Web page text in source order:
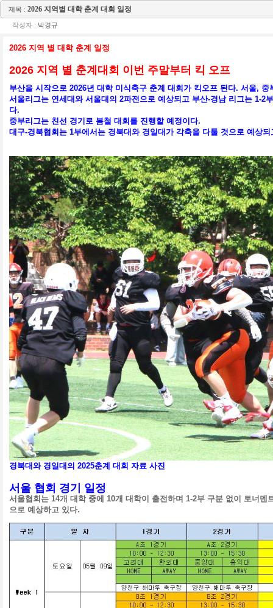
제목 : 2026 지역별 대학 춘계 대회 일정
작성자 : 박경규
2026 지역 별 대학 춘계 일정
2026 지역 별 춘계대회 이번 주말부터 킥 오프
부산을 시작으로 2026년 대학 미식축구 춘계 대회가 킥오프 된다. 서울,
서울리그는 연세대와 서울대의 2파전으로 예상되고 부산-경남 리그는 1-
다.
중부리그는 친선 경기로 봄철 대회를 진행할 예정이다.
대구-경북협회는 1부에서는 경북대와 경일대가 각축을 다툴 것으로 예상
경북대와 경일대의 2025춘계 대회 자료 사진
서울 협회 경기 일정
서울협회는 14개 대학 중에 10개 대학이 출전하며 1-2부 구분 없이 토너
으로 예상하고 있다.